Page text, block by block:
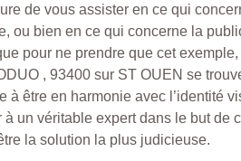
de vous assister en ce qui
ou bien en ce qui concerne la
pour ne prendre que cet
, 93400 sur ST OUEN se
à être en harmonie avec l’identité
à un véritable expert dans le but de
la solution la plus judicieuse.